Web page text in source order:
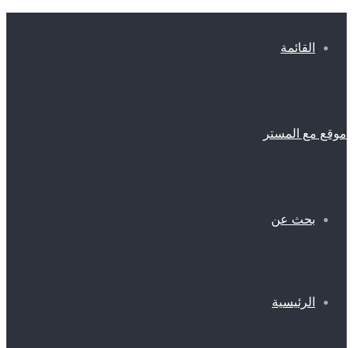
القائمة
موقع مع المستر
بحث عن
الرئيسية